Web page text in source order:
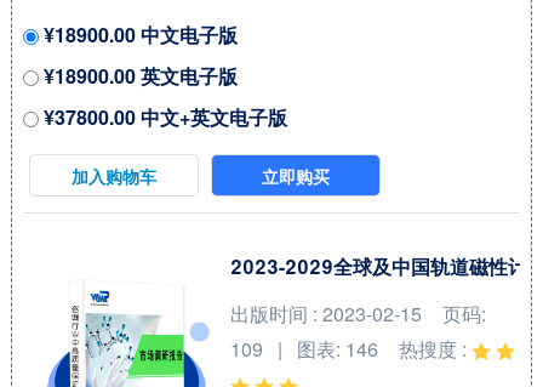
年复合增长率(CAGR)为 %。中国
市场核心厂商包括KEYSTONE、
Kool Wrap、DEI、Electrolock和
Design Engineering等，按收入
计，2021年中国市场前三大厂商
产品类型方面来看，电池绝缘套
额将达到 %。同时就应用来看，
汽车在2021年份额大约是 %，未
¥18900.00 中文电子版
¥18900.00 英文电子版
¥37800.00 中文+英文电子版
加入购物车 立即购买
2023-2029全球及中国轨道磁性计
出版时间 : 2023-02-15
页码:
109 | 图表: 146
热搜度 :